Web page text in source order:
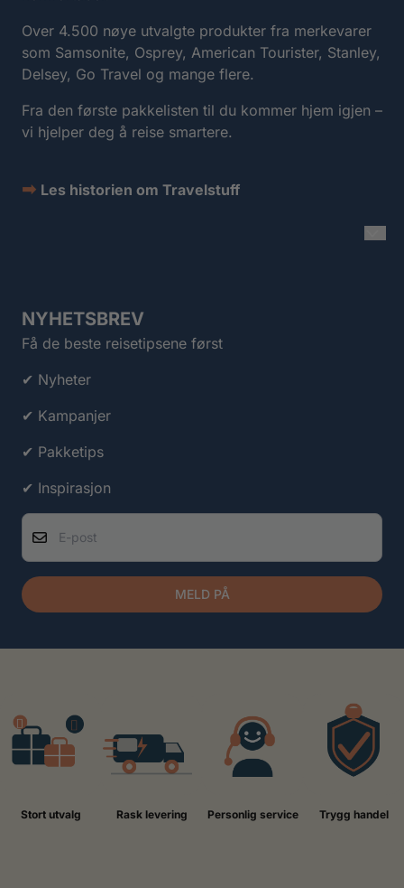
Over 4.500 nøye utvalgte produkter fra merkevarer
som Samsonite, Osprey, American Tourister, Stanley,
Delsey, Go Travel og mange flere.
Fra den første pakkelisten til du kommer hjem igjen –
vi hjelper deg å reise smartere.
➡ Les historien om Travelstuff
NYHETSBREV
Få de beste reisetipsene først
✔ Nyheter
✔ Kampanjer
✔ Pakketips
✔ Inspirasjon
E-post
MELD PÅ
Stort utvalg Rask levering Personlig service Trygg handel